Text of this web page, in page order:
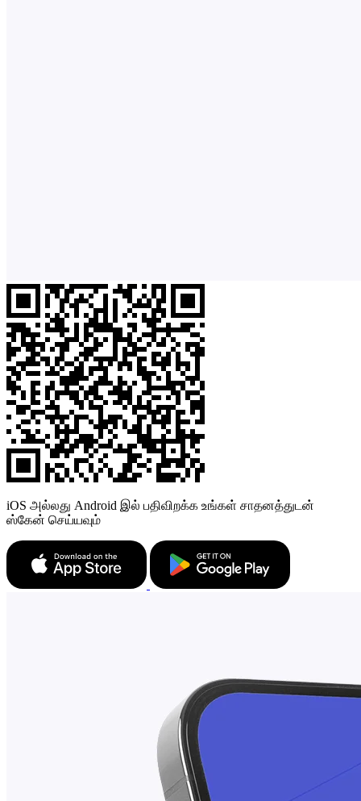
iOS அல்லது Android இல் பதிவிறக்க உங்கள் சாதனத்துடன்
ஸ்கேன் செய்யவும்